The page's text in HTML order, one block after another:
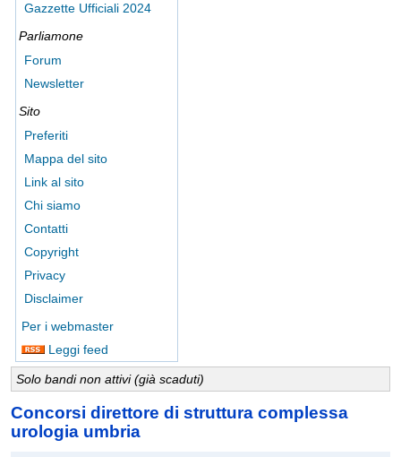
Gazzette Ufficiali 2024
Parliamone
Forum
Newsletter
Sito
Preferiti
Mappa del sito
Link al sito
Chi siamo
Contatti
Copyright
Privacy
Disclaimer
Per i webmaster
Leggi feed
Solo bandi non attivi (già scaduti)
Concorsi direttore di struttura complessa
urologia umbria